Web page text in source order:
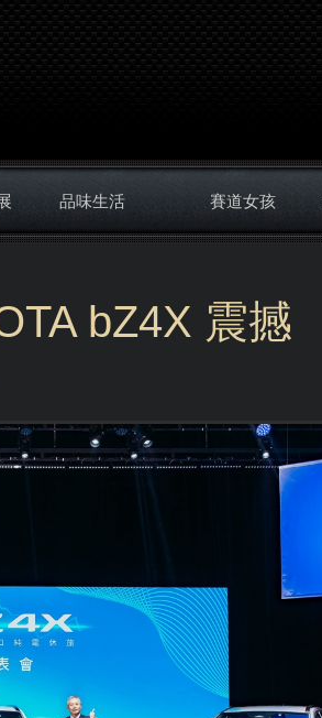
品味生活 賽道女孩
bZ4X 震撼